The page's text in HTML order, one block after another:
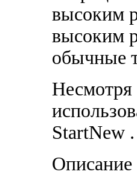
высоким
высоким
обычные
Несмотря
StartNew .